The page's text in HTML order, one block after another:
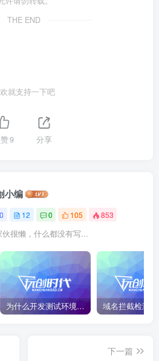
THE END
就支持一下吧
9 分享
小编
0 12 0 105 853
伙很懒，什么都没有写...
为什么开发测试环境，强烈建议用二级域名隔离？
下一篇